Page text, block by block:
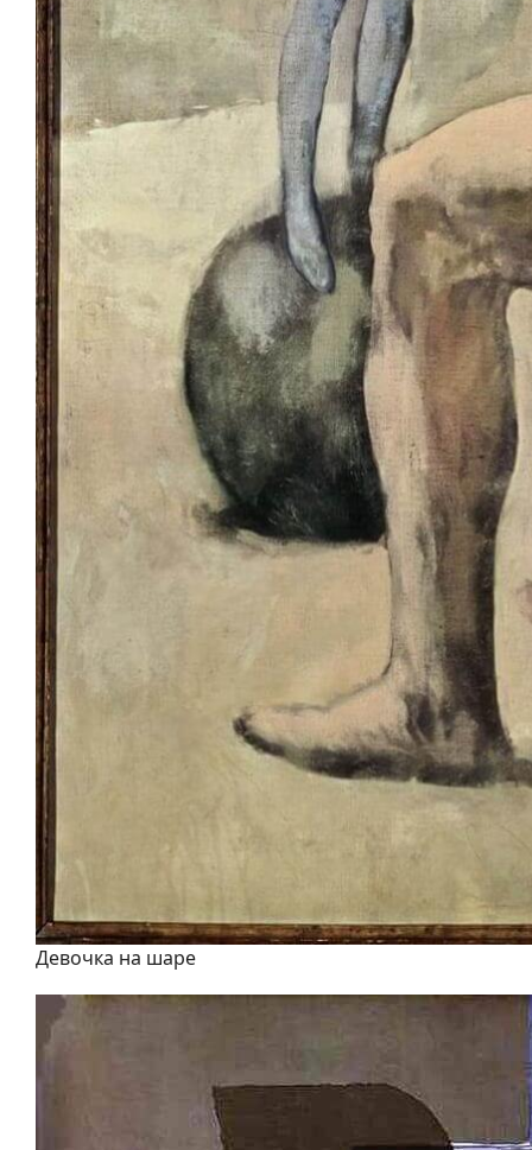
Девочка на шаре